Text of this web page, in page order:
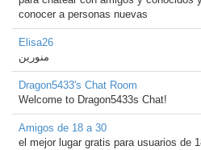
conocer a personas nuevas
Elisa26
منورين
Dragon5433's Chat Room
Welcome to Dragon5433s Chat!
Amigos de 18 a 30
el mejor lugar gratis para usuarios de